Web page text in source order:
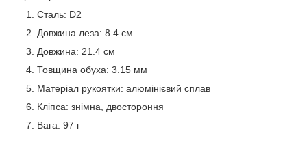
Сталь: D2
Довжина леза: 8.4 см
Довжина: 21.4 см
Товщина обуха: 3.15 мм
Матеріал рукоятки: алюмінієвий сплав
Кліпса: знімна, двостороння
Вага: 97 г